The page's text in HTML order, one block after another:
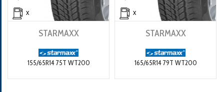
X
STARMAXX
155/65R14 75T WT200
X
STARMAXX
165/65R14 79T WT200